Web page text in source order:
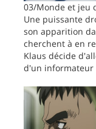
03/Monde et jeu
Une puissante
son apparition
cherchent à en
Klaus décide
d'un